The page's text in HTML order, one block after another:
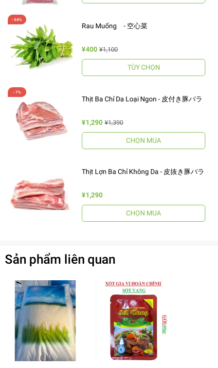
Rau Muống - 空心菜
¥400 ¥1,100
TÙY CHỌN
Thịt Ba Chỉ Da Loại Ngon - 皮付き豚バラ
¥1,290 ¥1,390
CHỌN MUA
Thịt Lợn Ba Chỉ Không Da - 皮抜き豚バラ
¥1,290
CHỌN MUA
Sản phẩm liên quan